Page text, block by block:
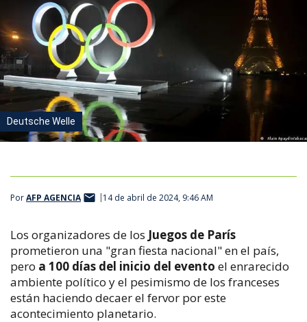
Deutsche Welle
PorAFP AGENCIA 14 de abril de 2024, 9:46 AM
Los organizadores de los Juegos de París
prometieron una "gran fiesta nacional" en el país,
pero a 100 días del inicio del evento el enrarecido
ambiente político y el pesimismo de los franceses
están haciendo decaer el fervor por este
acontecimiento planetario.